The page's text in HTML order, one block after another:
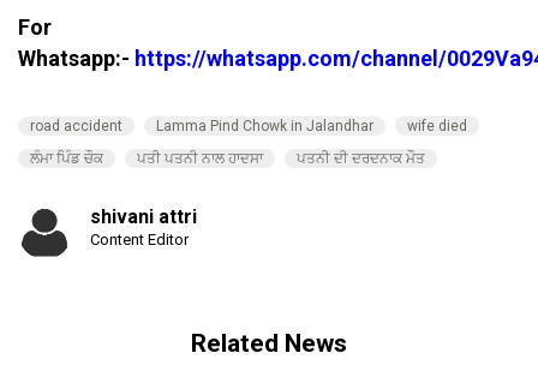
For
Whatsapp:- https://whatsapp.com/channel/
road accident Lamma Pind Chowk in Jalandhar
wife died
ਲੰਮਾ ਪਿੰਡ ਚੌਕ
ਪਤੀ ਪਤਨੀ ਨਾਲ ਹਾਦਸਾ ਪਤਨੀ ਦੀ ਦਰਦਨਾਕ ਮੌਤ
shivani attri
Content Editor
Related News